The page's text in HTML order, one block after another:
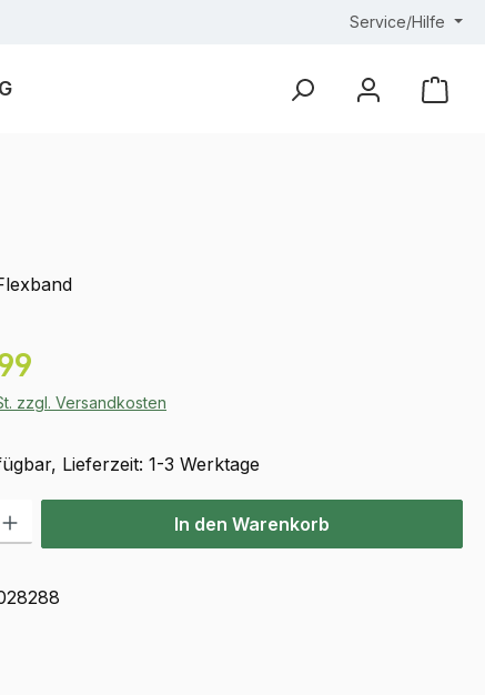
Service/Hilfe
zzgl. Versandkosten
Lieferzeit: 1-3 Werktage
Gib den gewünschten Wert ein oder benutze die Schaltflächen
In den Warenkorb